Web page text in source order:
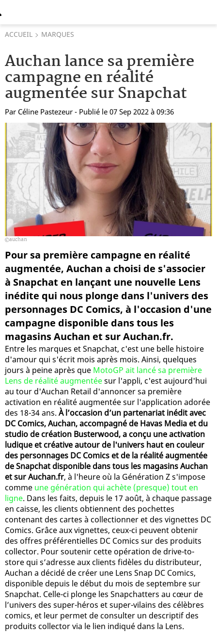
ACCUEIL MARQUES
Auchan lance sa première
campagne en réalité
augmentée sur Snapchat
Par Céline Pastezeur - Publié le 07 Sep 2022 à 09:36
auchan
Pour sa première campagne en réalité
augmentée, Auchan a choisi de s'associer
à Snapchat en lançant une nouvelle Lens
inédite qui nous plonge dans l'univers des
personnages DC Comics, à l'occasion d'une
campagne disponible dans tous les
magasins Auchan et sur Auchan.fr.
Entre les marques et Snapchat, c'est une belle histoire
d'amour qui s'écrit mois après mois. Ainsi, quelques
jours à peine après que MotoGP ait lancé sa première
Lens de réalité augmentéesur l'appli, c'est aujourd'hui
au tour d'Auchan Retail d'annoncer sa première
activation en réalité augmentée sur l'application adorée
des 18-34 ans. À l’occasion d’un partenariat inédit avec
DC Comics, Auchan, accompagné de Havas Media et du
studio de création Busterwood, a conçu une activation
ludique et créative autour de l'univers haut en couleur
des personnages DC Comics et de la réalité augmentée
de Snapchat disponible dans tous les magasins Auchan
et sur Auchan.fr, à l'heure où la Génération Z s'impose
comme une génération qui achète (presque) tout en
ligne. Dans les faits, depuis le 17 août, à chaque passage
en caisse, les clients obtiennent des pochettes
contenant des cartes à collectionner et des vignettes DC
Comics. Grâce aux vignettes, ceux-ci peuvent obtenir
des offres préférentielles DC Comics sur des produits
collector. Pour soutenir cette opération de drive-to-
store qui s’adresse aux clients fidèles du distributeur,
Auchan a décidé de créer une Lens Snap DC Comics,
disponible depuis le début du mois de septembre sur
Snapchat. Celle-ci plonge les Snapchatters au cœur de
l’univers des super-héros et super-vilains des célèbres
comics, et leur permet de consulter un descriptif des
produits collector via le lien indiqué dans la Lens.